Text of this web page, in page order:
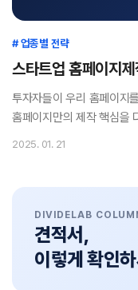
# 업종별 전략
스타트업 홈페이지
투자자들이 우리 홈페이지
홈페이지만의 제작 핵심을
2025. 01. 21
DIVIDELAB
견적서,
이렇게 확인